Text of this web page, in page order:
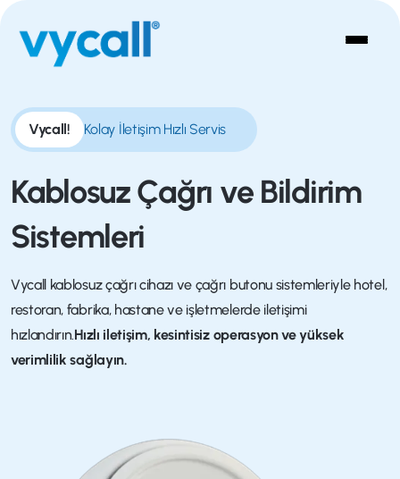
Vycall! Kolay İletişim Hızlı Servis
Kablosuz Çağrı ve Bildirim
Sistemleri
Vycall kablosuz çağrı cihazı ve çağrı butonu sistemleriyle hotel,
restoran, fabrika, hastane ve işletmelerde iletişimi
hızlandırın.Hızlı iletişim, kesintisiz operasyon ve yüksek
verimlilik sağlayın.